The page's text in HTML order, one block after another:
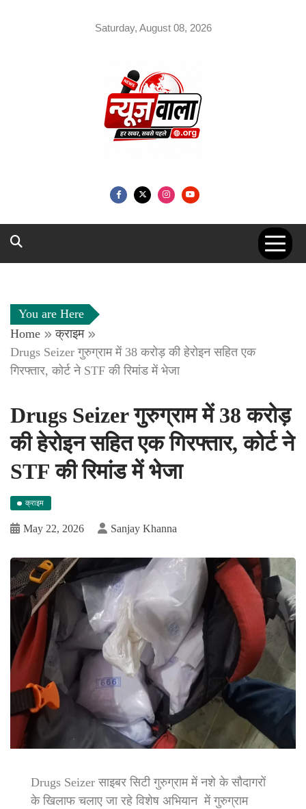
Saturday, August 08, 2026
You are Here
Home
क्राइम
Drugs Seizer गुरुग्राम में 38 करोड़ की हेरोइन सहित एक
गिरफ्तार, कोर्ट ने STF की रिमांड में भेजा
Drugs Seizer गुरुग्राम में 38 करोड़
की हेरोइन सहित एक गिरफ्तार, कोर्ट ने
STF की रिमांड में भेजा
क्राइम
May 22, 2026 Sanjay Khanna
Drugs Seizer साइबर सिटी गुरुग्राम में नशे के सौदागरों
के खिलाफ चलाए जा रहे विशेष अभियान में गुरुग्राम